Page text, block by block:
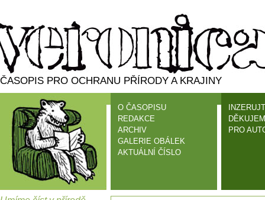
ČASOPIS PRO OCHRANU PŘÍRODY A KRAJINY
O ČASOPISU
REDAKCE
ARCHIV
GALERIE OBÁLEK
AKTUÁLNÍ ČÍSLO
PRO